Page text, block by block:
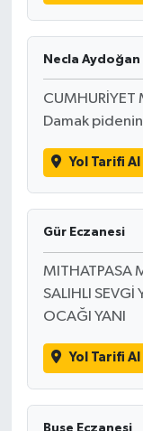
Necla Aydoğan
CUMHURİYET
Damak pidenin
Yol Tarifi Al
Gür Eczanesi
MITHATPASA
SALIHLI SEVGİ
OCAĞI YANI
Yol Tarifi Al
Buse Eczanesi